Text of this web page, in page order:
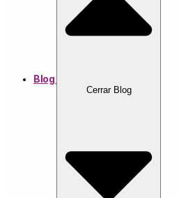
Blog
Cerrar Blog